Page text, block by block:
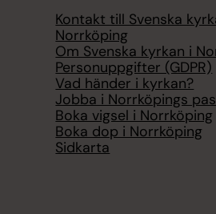
Kontakt till Svenska
Norrköping
Om Svenska kyrkan i
Personuppgifter (GDPR)
Vad händer i kyrkan?
Jobba i Norrköpings
Boka vigsel i Norrköping
Boka dop i Norrköping
Sidkarta